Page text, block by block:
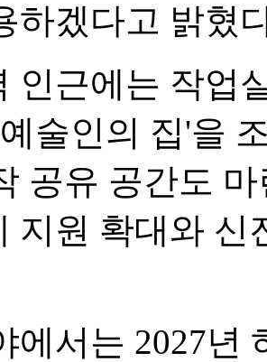
하겠다고 밝혔
인근에는 작업
술인의 집'을
공유 공간도
지원 확대와 신
에서는 2027년